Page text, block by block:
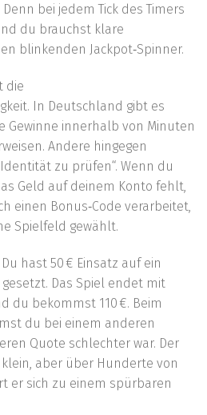
bei jedem Tick des Timers
du brauchst klare
blinkenden Jackpot‑Spinner.
die
In Deutschland gibt es
Gewinne innerhalb von Minuten
Andere hingegen
zu prüfen“. Wenn du
Geld auf deinem Konto fehlt,
einen Bonus‑Code verarbeitet,
Spielfeld gewählt.
hast 50 € Einsatz auf ein
gesetzt. Das Spiel endet mit
du bekommst 110 €. Beim
du bei einem anderen
Quote schlechter war. Der
aber über Hunderte von
er sich zu einem spürbaren